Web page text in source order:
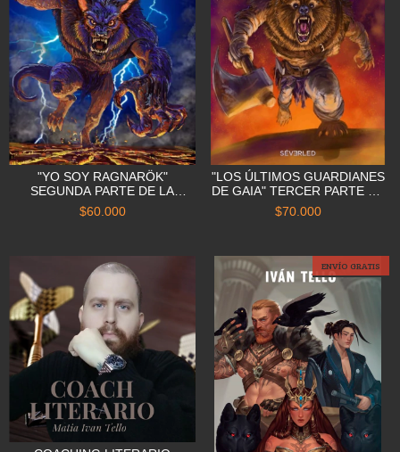
"YO SOY RAGNARÖK"
SEGUNDA PARTE DE LA
SAGA FANTÁSTICA "EL
NUEVO PANTEÓN"
$60.000
"LOS ÚLTIMOS GUARDIANES
DE GAIA" TERCER PARTE DE
LA SAGA FANTÁSTICA EL
NUEVO PANTEÓN
$70.000
ENVÍO GRATIS